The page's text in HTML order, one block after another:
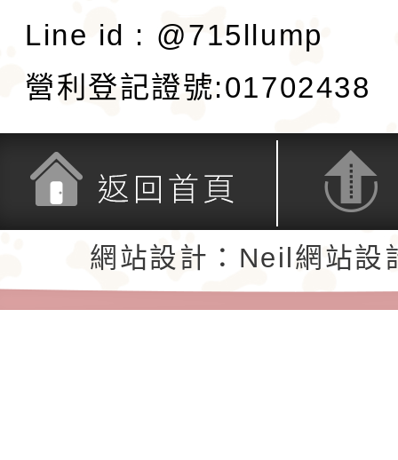
Line id : @715llump
營利登記證號:01702438
返回首頁 返回頂端
網站設計：Neil網站設